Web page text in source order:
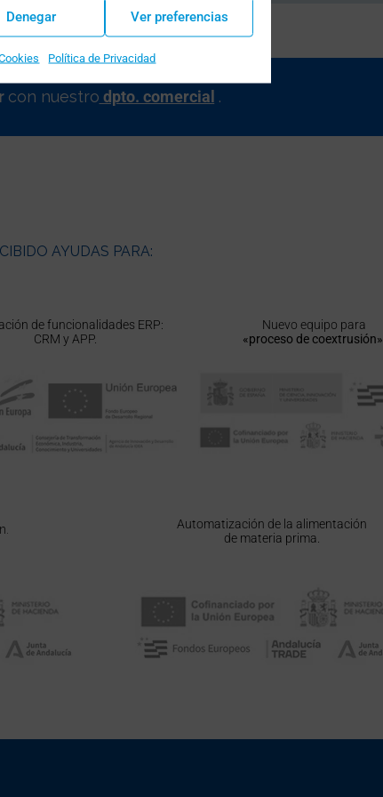
Denegar Ver preferencias
Política de Privacidad
con nuestro dpto. comercial .
AYUDAS PARA:
de funcionalidades ERP:
CRM y APP.
Nuevo equipo para
«proceso de coextrusión»
Automatización de la alimentación
de materia prima.